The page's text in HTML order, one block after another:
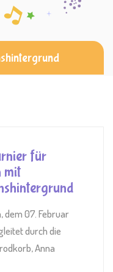
für
mit
dem 07. Februar
durch die
Anna